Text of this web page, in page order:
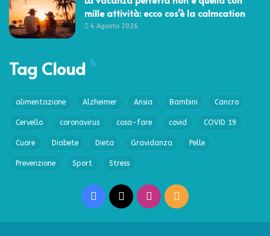
mille attività: ecco cos’è la calmcation
4 Agosto 2026
Tag Cloud
alimentazione Alzheimer Ansia Bambini Cancro
Cervello coronavirus cosa-fare covid COVID 19
Cuore Diabete Dieta Gravidanza Pelle
Prevenzione Sport Stress
Facebook Instagram
RSS